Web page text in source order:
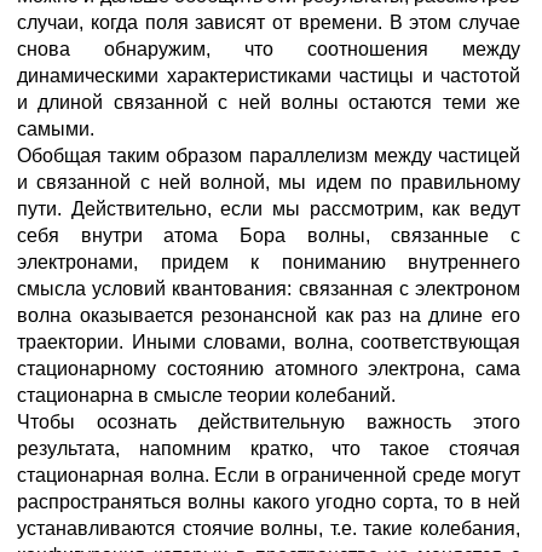
случаи, когда поля зависят от времени. В этом случае
снова обнаружим, что соотношения между
динамическими характеристиками частицы и частотой
и длиной связанной с ней волны остаются теми же
самыми.
Обобщая таким образом параллелизм между частицей
и связанной с ней волной, мы идем по правильному
пути. Действительно, если мы рассмотрим, как ведут
себя внутри атома Бора волны, связанные с
электронами, придем к пониманию внутреннего
смысла условий квантования: связанная с электроном
волна оказывается резонансной как раз на длине его
траектории. Иными словами, волна, соответствующая
стационарному состоянию атомного электрона, сама
стационарна в смысле теории колебаний.
Чтобы осознать действительную важность этого
результата, напомним кратко, что такое стоячая
стационарная волна. Если в ограниченной среде могут
распространяться волны какого угодно сорта, то в ней
устанавливаются стоячие волны, т.е. такие колебания,